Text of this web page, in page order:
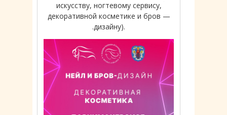
искусству, ногтевому сервису,
декоративной косметике и бров —
.дизайну).